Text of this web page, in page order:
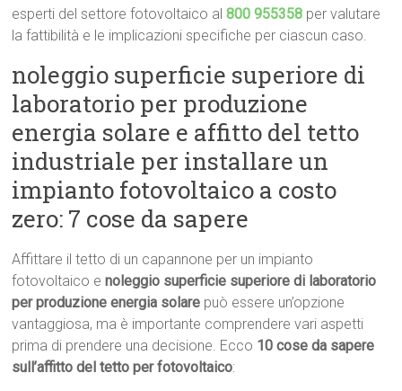
esperti del settore fotovoltaico al800 955358 per valutare
la fattibilità e le implicazioni specifiche per ciascun caso.
noleggio superficie superiore di
laboratorio per produzione
energia solare e affitto del tetto
industriale per installare un
impianto fotovoltaico a costo
zero: 7 cose da sapere
Affittare il tetto di un capannone per un impianto
fotovoltaico enoleggio superficie superiore di laboratorio
per produzione energia solare può essere un’opzione
vantaggiosa, ma è importante comprendere vari aspetti
prima di prendere una decisione. Ecco 10 cose da sapere
sull’affitto del tetto per fotovoltaico: